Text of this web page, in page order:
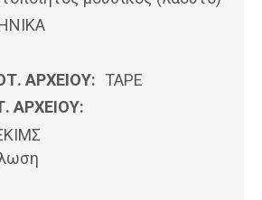
ΑΡΧΕΙΟΥ: ΤΑΡΕ
ΑΡΧΕΙΟΥ: